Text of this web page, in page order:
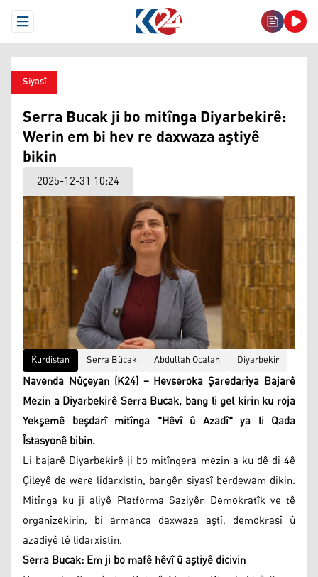
Open Menu
Siyasî
Serra Bucak ji bo mitînga Diyarbekirê:
Werin em bi hev re daxwaza aştiyê
bikin
2025-12-31 10:24
Kurdistan Serra Bûcak Abdullah Ocalan Diyarbekir
Navenda Nûçeyan (K24) – Hevseroka Şaredariya Bajarê
Mezin a Diyarbekirê Serra Bucak, bang li gel kirin ku roja
Yekşemê beşdarî mitînga "Hêvî û Azadî" ya li Qada
Îstasyonê bibin.
Li bajarê Diyarbekirê ji bo mitîngera mezin a ku dê di 4ê
Çileyê de were lidarxistin, bangên siyasî berdewam dikin.
Mitînga ku ji aliyê Platforma Saziyên Demokratîk ve tê
organîzekirin, bi armanca daxwaza aştî, demokrasî û
azadiyê tê lidarxistin.
Serra Bucak: Em ji bo mafê hêvî û aştiyê dicivin